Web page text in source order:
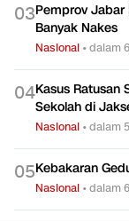
03Pemprov Jabar
Banyak Nakes
Nasional •dalam
04Kasus Ratusan
Sekolah di
Nasional •dalam
05Kebakaran
Nasional •dalam